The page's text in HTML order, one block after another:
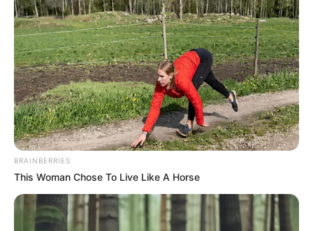
ΚΟΙΝΩΝΙΚΑ ΔΙΚΤΥΑ
FACEBOOK ΑΡΈΣΕΙ
YOUTUBE ΕΓΓΡΑΦΕΊΤΕ
EMAIL ΑΚΟΛΟΥΘΉΣΤΕ
BRAINBERRIES
This Woman Chose To Live Like A Horse